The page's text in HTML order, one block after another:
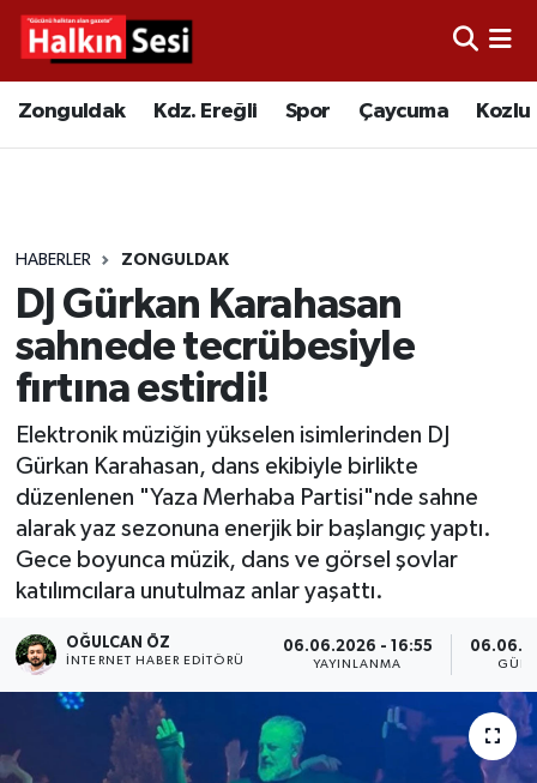
Zonguldak Kdz. Ereğli Spor Çaycuma Kozlu
HABERLER ZONGULDAK
DJ Gürkan Karahasan
sahnede tecrübesiyle
fırtına estirdi!
Elektronik müziğin yükselen isimlerinden DJ
Gürkan Karahasan, dans ekibiyle birlikte
düzenlenen "Yaza Merhaba Partisi"nde sahne
alarak yaz sezonuna enerjik bir başlangıç yaptı.
Gece boyunca müzik, dans ve görsel şovlar
katılımcılara unutulmaz anlar yaşattı.
OĞULCAN ÖZ
İNTERNET HABER EDITÖRÜ
06.06.2026 - 16:55
YAYINLANMA
Video
Çaycuma
Alaplı
Asayiş
Bartın
Karabük
Devrek
Bolu
ÇEVRE
BİLİM VE TEKNOLOJİ
Merkez Hava Durumu
Tüm Manşetler
Son Dakika Haberleri
Haber Arşivi